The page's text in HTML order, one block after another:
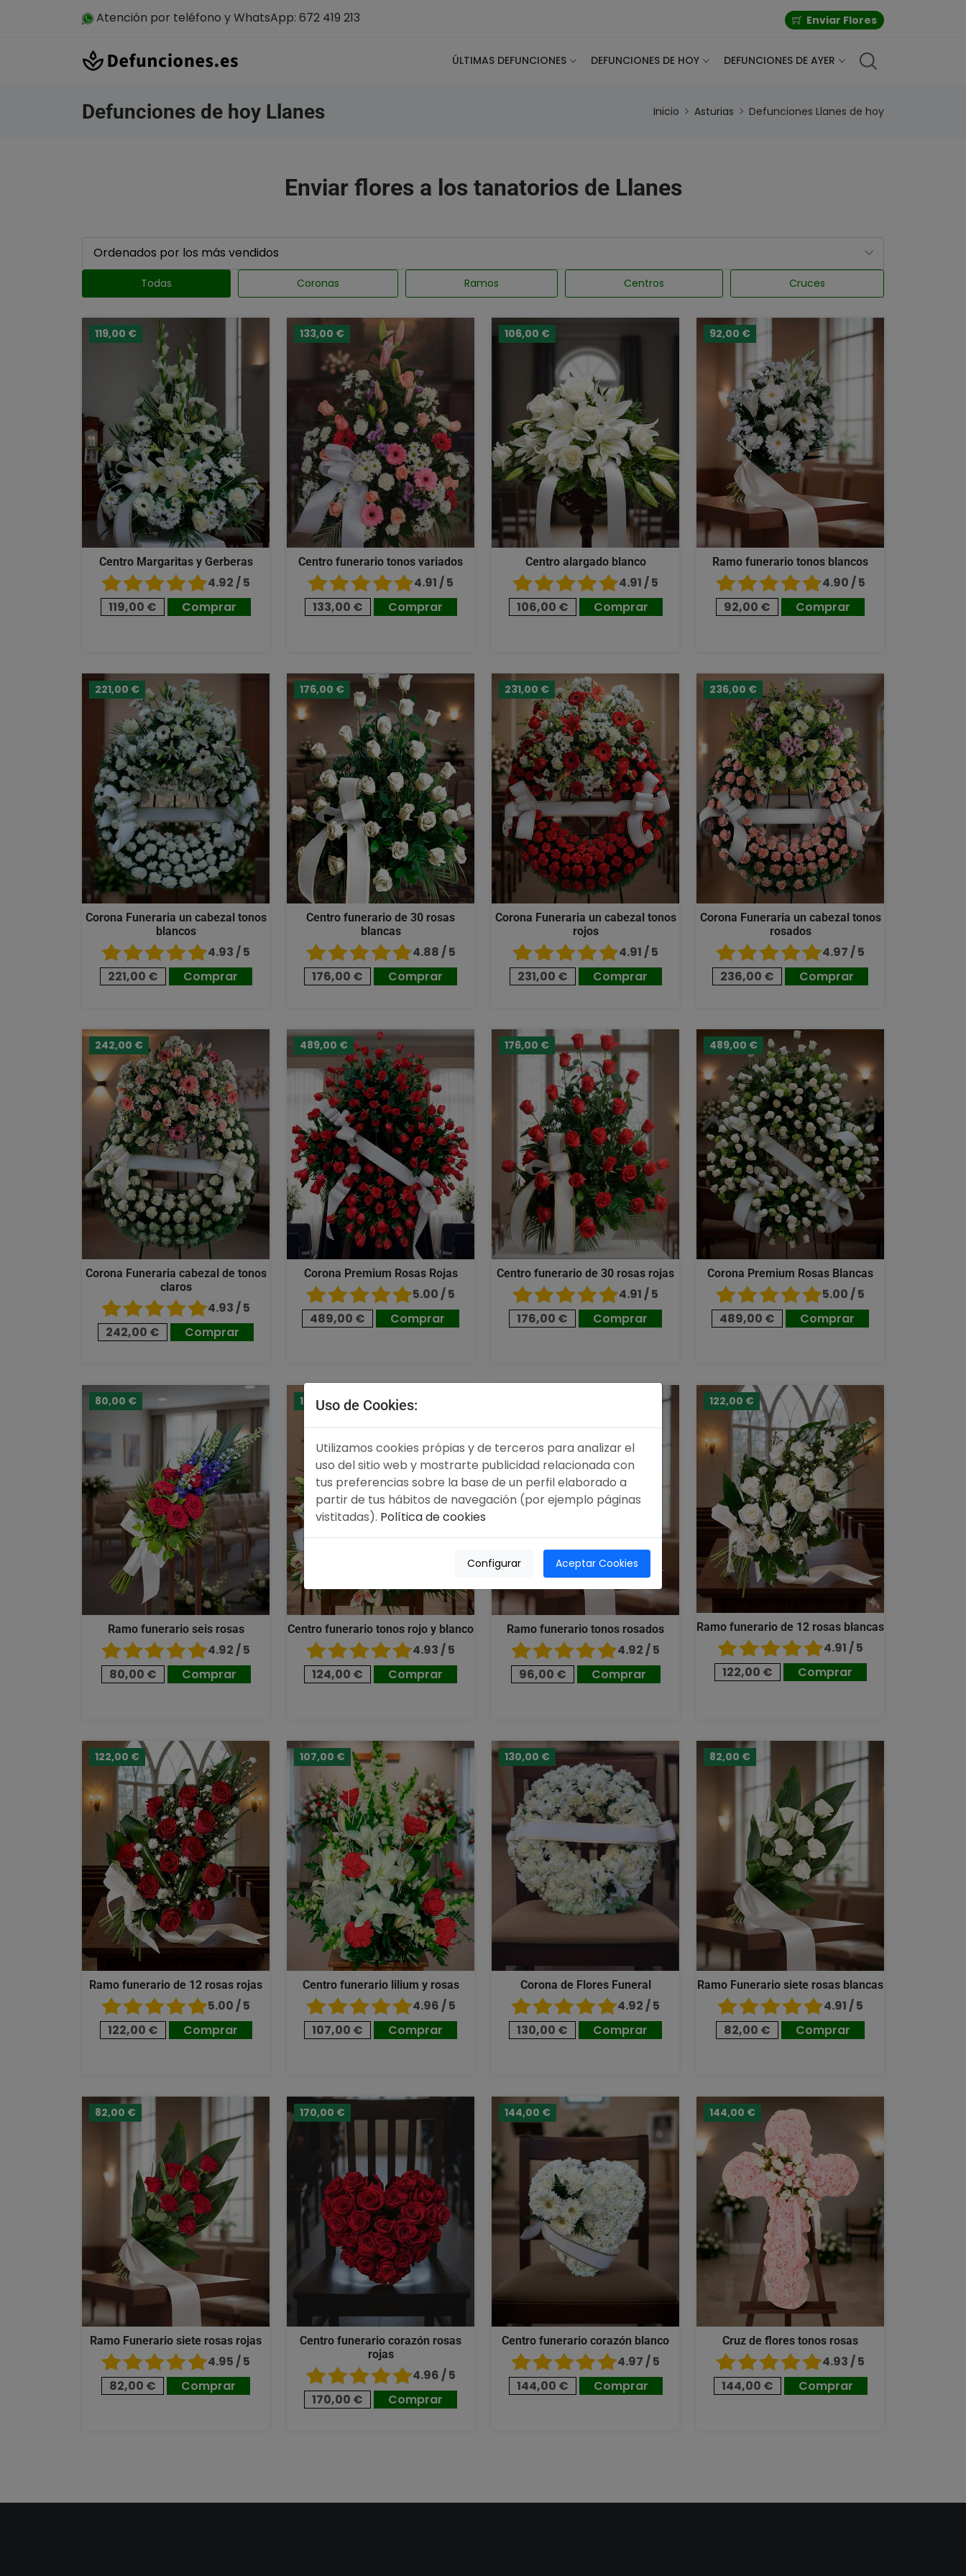
Atención por teléfono y WhatsApp: 672 419 213 Enviar Flores
ÚLTIMAS DEFUNCIONES DEFUNCIONES DE HOY DEFUNCIONES DE AYER
Defunciones de hoy Llanes Inicio Asturias Defunciones Llanes de hoy
Enviar flores a los tanatorios de Llanes
Todas Coronas Ramos Centros Cruces
119,00 €
Centro Margaritas y Gerberas
4.92 / 5
119,00 €
Comprar
133,00 €
Centro funerario tonos variados
4.91 / 5
133,00 €
Comprar
106,00 €
Centro alargado blanco
4.91 / 5
106,00 €
Comprar
92,00 €
Ramo funerario tonos blancos
4.90 / 5
92,00 €
Comprar
221,00 €
Corona Funeraria un cabezal tonos
blancos
4.93 / 5
221,00 €
Comprar
176,00 €
Centro funerario de 30 rosas
blancas
4.88 / 5
176,00 €
Comprar
231,00 €
Corona Funeraria un cabezal tonos
rojos
4.91 / 5
231,00 €
Comprar
236,00 €
Corona Funeraria un cabezal tonos
rosados
4.97 / 5
236,00 €
Comprar
242,00 €
Corona Funeraria cabezal de tonos
claros
4.93 / 5
242,00 €
Comprar
489,00 €
Corona Premium Rosas Rojas
5.00 / 5
489,00 €
Comprar
176,00 €
Centro funerario de 30 rosas rojas
4.91 / 5
176,00 €
Comprar
489,00 €
Corona Premium Rosas Blancas
5.00 / 5
489,00 €
Comprar
80,00 €
Ramo funerario seis rosas
4.92 / 5
80,00 €
Comprar
124,00 €
Centro funerario tonos rojo y blanco
4.93 / 5
124,00 €
Comprar
Ramo funerario tonos rosados
4.92 / 5
96,00 €
Comprar
122,00 €
Ramo funerario de 12 rosas blancas
4.91 / 5
122,00 €
Comprar
122,00 €
Ramo funerario de 12 rosas rojas
5.00 / 5
122,00 €
Comprar
107,00 €
Centro funerario lilium y rosas
4.96 / 5
107,00 €
Comprar
130,00 €
Corona de Flores Funeral
4.92 / 5
130,00 €
Comprar
82,00 €
Ramo Funerario siete rosas blancas
4.91 / 5
82,00 €
Comprar
82,00 €
Ramo Funerario siete rosas rojas
4.95 / 5
82,00 €
Comprar
170,00 €
Centro funerario corazón rosas
rojas
4.96 / 5
170,00 €
Comprar
144,00 €
Centro funerario corazón blanco
4.97 / 5
144,00 €
Comprar
144,00 €
Cruz de flores tonos rosas
4.93 / 5
144,00 €
Comprar
Uso de Cookies:
Utilizamos cookies própias y de terceros para analizar el
uso del sitio web y mostrarte publicidad relacionada con
tus preferencias sobre la base de un perfil elaborado a
partir de tus hábitos de navegación (por ejemplo páginas
vistitadas). Política de cookies
Configurar Aceptar Cookies